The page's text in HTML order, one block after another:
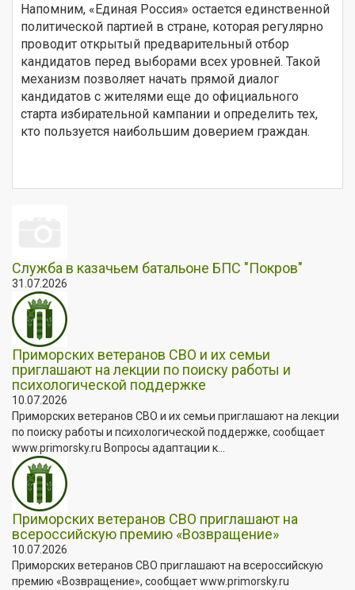
Напомним, «Единая Россия» остается единственной
политической партией в стране, которая регулярно
проводит открытый предварительный отбор
кандидатов перед выборами всех уровней. Такой
механизм позволяет начать прямой диалог
кандидатов с жителями еще до официального
старта избирательной кампании и определить тех,
кто пользуется наибольшим доверием граждан.
Служба в казачьем батальоне БПС "Покров"
31.07.2026
Приморских ветеранов СВО и их семьи
приглашают на лекции по поиску работы и
психологической поддержке
10.07.2026
Приморских ветеранов СВО и их семьи приглашают на лекции
по поиску работы и психологической поддержке, сообщает
www.primorsky.ru Вопросы адаптации к...
Приморских ветеранов СВО приглашают на
всероссийскую премию «Возвращение»
10.07.2026
Приморских ветеранов СВО приглашают на всероссийскую
премию «Возвращение», сообщает www.primorsky.ru